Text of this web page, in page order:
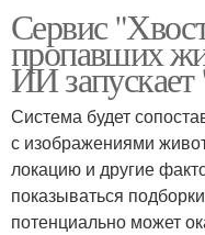
Сервис
пропавших
ИИ
Система будет
с изображениями
локацию и другие
показываться
потенциально может